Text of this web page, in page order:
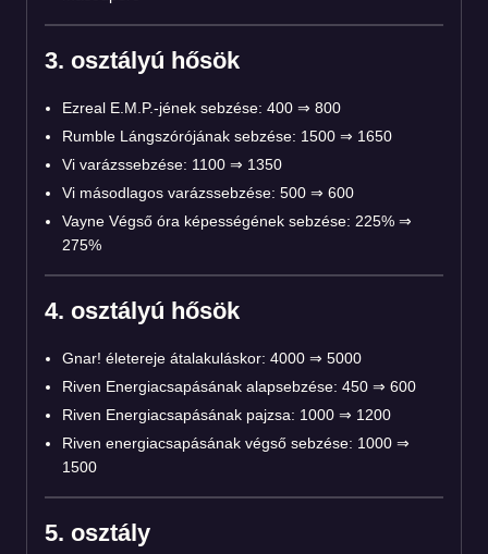
3. osztályú hősök
Ezreal E.M.P.-jének sebzése: 400 ⇒ 800
Rumble Lángszórójának sebzése: 1500 ⇒ 1650
Vi varázssebzése: 1100 ⇒ 1350
Vi másodlagos varázssebzése: 500 ⇒ 600
Vayne Végső óra képességének sebzése: 225% ⇒
275%
4. osztályú hősök
Gnar! életereje átalakuláskor: 4000 ⇒ 5000
Riven Energiacsapásának alapsebzése: 450 ⇒ 600
Riven Energiacsapásának pajzsa: 1000 ⇒ 1200
Riven energiacsapásának végső sebzése: 1000 ⇒
1500
5. osztály